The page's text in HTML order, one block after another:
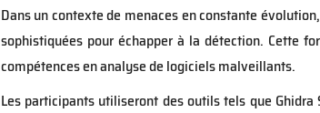
Dans un contexte de menaces en constante
sophistiquées pour échapper à la détection. Cette
compétences en analyse de logiciels malveillants.
Les participants utiliseront des outils tels que